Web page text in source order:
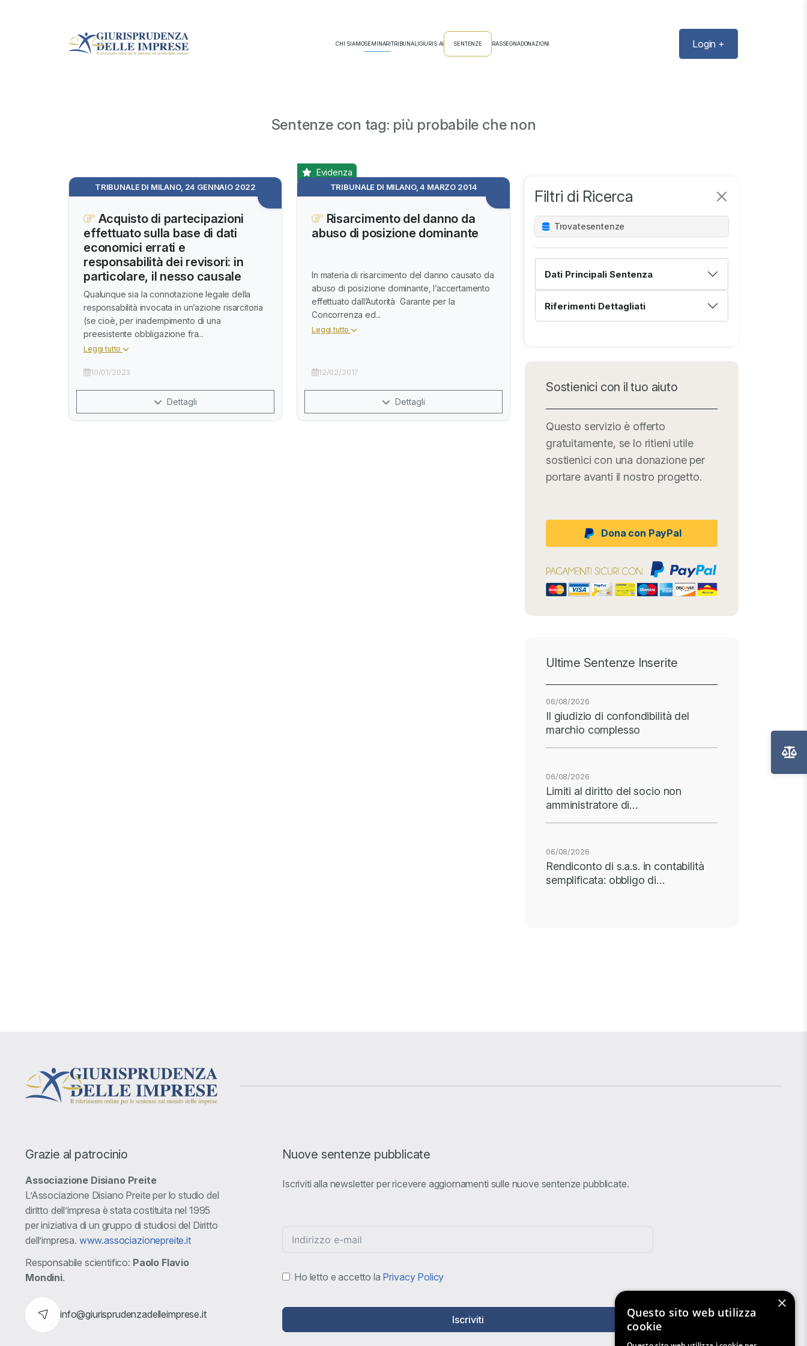
CHI SIAMOSEMINARITRIBUNALIGIURIS AI SENTENZE RASSEGNADONAZIONI Login +
Sentenze con tag: più probabile che non
Filtri di Ricerca
Trovatesentenze
Dati Principali Sentenza
Riferimenti Dettagliati
Sostienici con il tuo aiuto
Questo servizio è offerto
gratuitamente, se lo ritieni utile
sostienici con una donazione per
portare avanti il nostro progetto.
Dona con PayPal
Ultime Sentenze Inserite
06/08/2026
Il giudizio di confondibilità del
marchio complesso
06/08/2026
Limiti al diritto del socio non
amministratore di…
06/08/2026
Rendiconto di s.a.s. in contabilità
semplificata: obbligo di…
TRIBUNALE DI MILANO, 24 GENNAIO 2022
Acquisto di partecipazioni
effettuato sulla base di dati
economici errati e
responsabilità dei revisori: in
particolare, il nesso causale
Qualunque sia la connotazione legale della
responsabilità invocata in un’azione risarcitoria
(se cioè, per inadempimento di una
preesistente obbligazione fra...
Leggi tutto
10/01/2023
Dettagli
TRIBUNALE DI MILANO, 4 MARZO 2014
Evidenza
Risarcimento del danno da
abuso di posizione dominante
In materia di risarcimento del danno causato da
abuso di posizione dominante, l’accertamento
effettuato dall’Autorità Garante per la
Concorrenza ed...
Leggi tutto
12/02/2017
Dettagli
Grazie al patrocinio
Associazione Disiano Preite
L’Associazione Disiano Preite per lo studio del
diritto dell’impresa è stata costituita nel 1995
per iniziativa di un gruppo di studiosi del Diritto
dell’impresa. www.associazionepreite.it
Responsabile scientifico: Paolo Flavio
Mondini.
info@giurisprudenzadelleimprese.it
Nuove sentenze pubblicate
Iscriviti alla newsletter per ricevere aggiornamenti sulle nuove sentenze pubblicate.
Ho letto e accetto la Privacy Policy
Iscriviti
×
Questo sito web utilizza
cookie